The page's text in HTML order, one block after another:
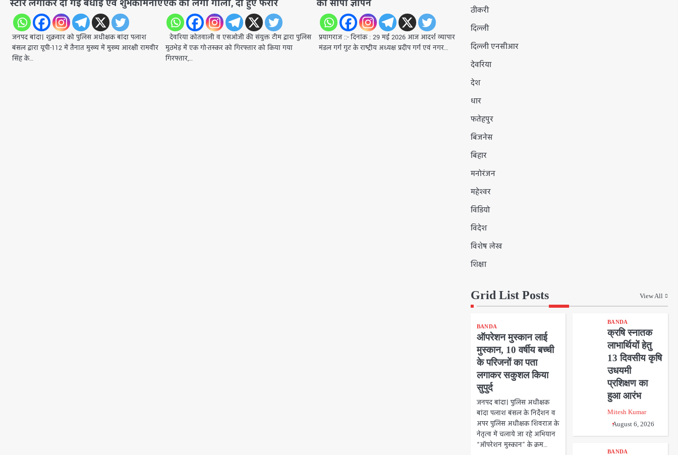
स्टार लगाकर दी गई बधाई एवं शुभकामनाएं
जनपद बांदा। शुक्रवार को पुलिस अधीक्षक बांदा पलाश
बंसल द्वारा यूपी-112 में तैनात मुख्य में मुख्य आरक्षी रामवीर
सिंह के…
एक को लगी गोली, दो हुए फरार
देवरिया कोतवाली व एसओजी की संयुक्त टीम द्वारा पुलिस
मुठभेड़ में एक गो-तस्कर को गिरफ्तार को किया गया
गिरफ्तार,…
को सौंपा ज्ञापन
प्रयागराज ::- दिनांक : 29 मई 2026 आज आदर्श व्यापार
मंडल गर्ग गुट के राष्ट्रीय अध्यक्ष प्रदीप गर्ग एवं नगर…
ठीकरी
दिल्ली
दिल्ली एनसीआर
देवरिया
देश
धार
फतेहपुर
बिजनेस
बिहार
मनोरंजन
महेश्वर
विडियो
विदेश
विशेष लेख
शिक्षा
Grid List Posts View All
BANDA
ऑपरेशन मुस्कान लाई
मुस्कान, 10 वर्षीय बच्ची
के परिजनों का पता
लगाकर सकुशल किया
सुपुर्द
जनपद बांदा। पुलिस अधीक्षक
बांदा पलाश बंसल के निर्देशन व
अपर पुलिस अधीक्षक शिवराज के
नेतृत्व में चलाये जा रहे अभियान
“ऑपरेशन मुस्कान” के क्रम…
BANDA
क्रषि स्नातक
लाभार्थियों हेतु
13 दिवसीय कृषि
उधयमी
प्रशिक्षण का
हुआ आरंभ
Mitesh Kumar
August 6, 2026
BANDA